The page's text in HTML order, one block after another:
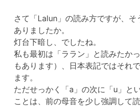
さて「Lalun」の読み方ですが、そ
ありましたか。
灯台下暗し、でしたね。
私も最初は「ララン」と読みたか
もあります）、日本表記ではそれ
ます。
ただせっかく「a」の次に「u」と
ことは、前の母音を少し強調して